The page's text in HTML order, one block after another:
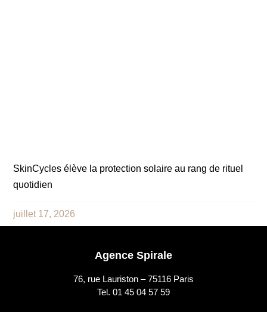
SkinCycles élève la protection solaire au rang de rituel
quotidien
juillet 17, 2026
Agence Spirale
76, rue Lauriston – 75116 Paris
Tel. 01 45 04 57 59